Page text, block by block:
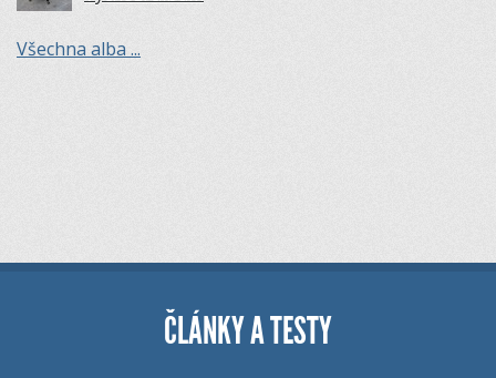
Všechna alba ...
ČLÁNKY A TESTY